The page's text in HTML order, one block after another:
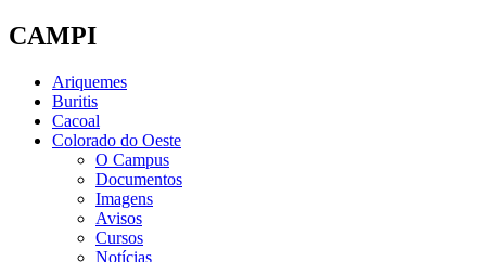
CAMPI
Ariquemes
Buritis
Cacoal
Colorado do Oeste
O Campus
Documentos
Imagens
Avisos
Cursos
Notícias